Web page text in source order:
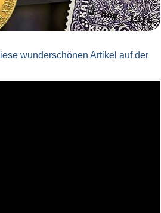
wunderschönen Artikel auf der